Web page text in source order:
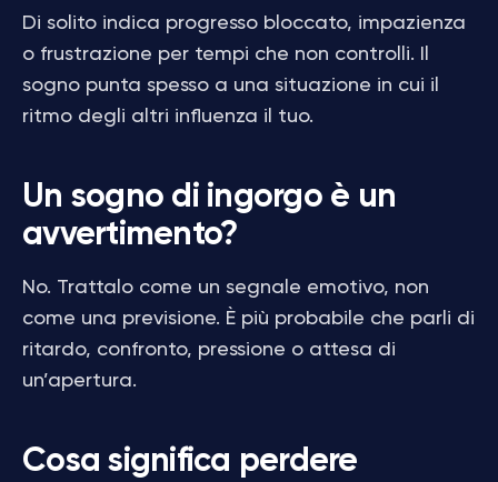
Di solito indica progresso bloccato, impazienza
o frustrazione per tempi che non controlli. Il
sogno punta spesso a una situazione in cui il
ritmo degli altri influenza il tuo.
Un sogno di ingorgo è un
avvertimento?
No. Trattalo come un segnale emotivo, non
come una previsione. È più probabile che parli di
ritardo, confronto, pressione o attesa di
un’apertura.
Cosa significa perdere